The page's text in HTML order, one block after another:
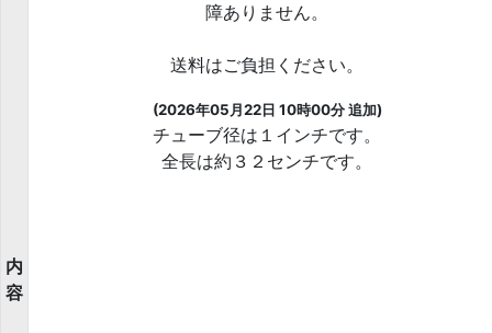
内
容
障ありません。
送料はご負担ください。
(2026年05月22日 10時00分 追加)
チューブ径は１インチです。
全長は約３２センチです。